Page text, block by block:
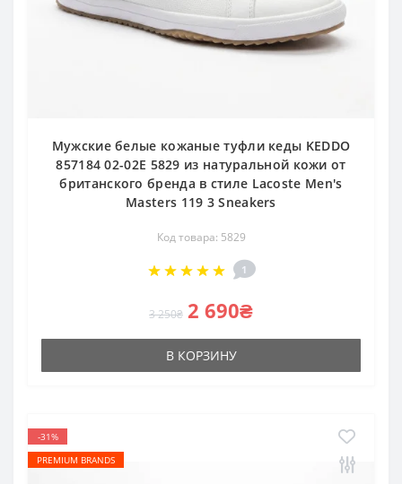
Мужские белые кожаные туфли кеды KEDDO
857184 02-02E 5829 из натуральной кожи от
британского бренда в стиле Lacoste Men's
Masters 119 3 Sneakers
Код товара: 5829
1
3 250₴ 2 690₴
В КОРЗИНУ
-31%
PREMIUM BRANDS